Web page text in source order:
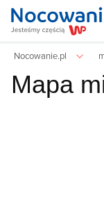
Nocowanie.pl
Mapa